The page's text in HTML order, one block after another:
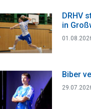
DRHV
in
Biber